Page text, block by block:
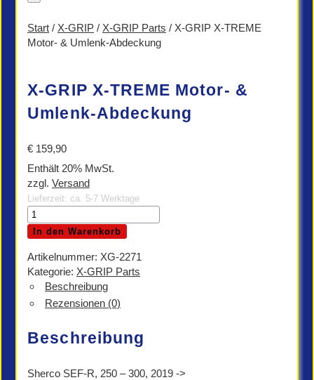
Start / X-GRIP / X-GRIP Parts / X-GRIP X-TREME
Motor- & Umlenk-Abdeckung
X-GRIP X-TREME Motor- &
Umlenk-Abdeckung
€ 159,90
Enthält 20% MwSt.
zzgl. Versand
Lieferzeit: ca. 5-7 Werktage
X-
GRIP
X-
TREME
Motor-
&
Umlenk-
Menge
In den Warenkorb
Artikelnummer: XG-2271
Kategorie: X-GRIP Parts
Beschreibung
Rezensionen (0)
Beschreibung
Sherco SEF-R, 250 – 300, 2019 ->